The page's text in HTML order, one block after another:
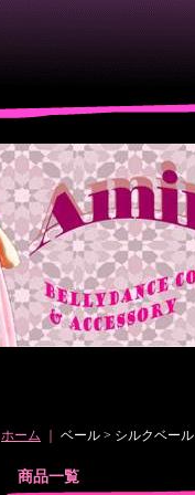
ホーム ベール > シルクベール
商品一覧